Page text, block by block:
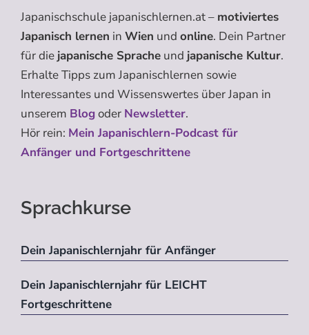
Japanischschule japanischlernen.at – motiviertes
Japanisch lernen in Wien und online. Dein Partner
für die japanische Sprache und japanische Kultur.
Erhalte Tipps zum Japanischlernen sowie
Interessantes und Wissenswertes über Japan in
unserem Blogoder Newsletter.
Hör rein: Mein Japanischlern-Podcast für
Anfänger und Fortgeschrittene
Sprachkurse
Dein Japanischlernjahr für Anfänger
Dein Japanischlernjahr für LEICHT
Fortgeschrittene